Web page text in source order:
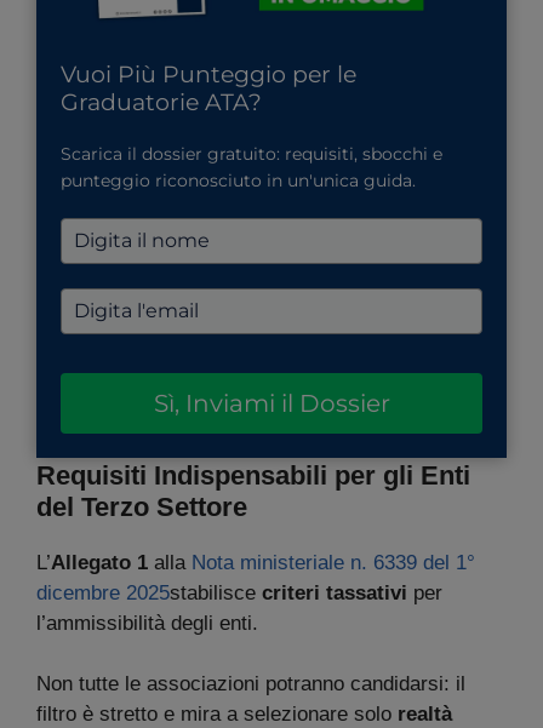
Vuoi Più Punteggio per le
Graduatorie ATA?
Scarica il dossier gratuito: requisiti, sbocchi e
punteggio riconosciuto in un'unica guida.
Sì, Inviami il Dossier
Requisiti Indispensabili per gli Enti
del Terzo Settore
L’Allegato 1 alla Nota ministeriale n. 6339 del 1°
dicembre 2025stabilisce criteri tassativi per
l’ammissibilità degli enti.
Non tutte le associazioni potranno candidarsi: il
filtro è stretto e mira a selezionare solo realtà